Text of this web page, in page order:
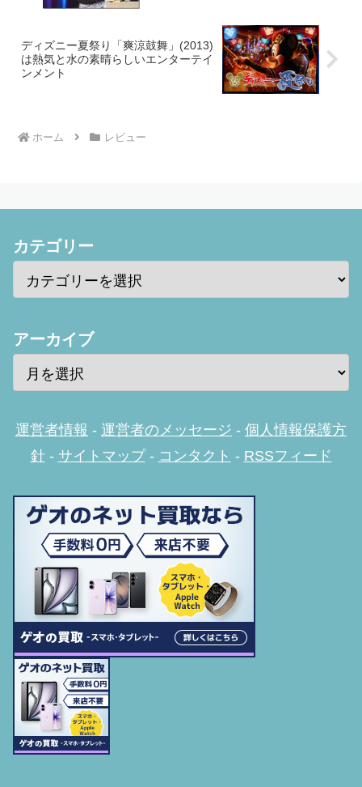
ディズニー夏祭り「爽涼鼓舞」(2013)
は熱気と水の素晴らしいエンターテイ
ンメント
ホーム レビュー
カテゴリー
アーカイブ
運営者情報 - 運営者のメッセージ - 個人情報保護方
針- サイトマップ- コンタクト - RSSフィード